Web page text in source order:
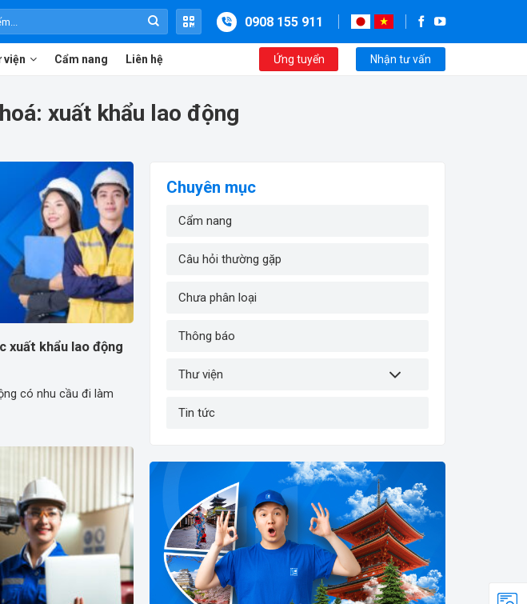
0908 155 911
viện Cẩm nang Liên hệ Ứng tuyển Nhận tư vấn
xuất khẩu lao động
xuất khẩu lao động
có nhu cầu đi làm
Chuyên mục
Cẩm nang
Câu hỏi thường gặp
Chưa phân loại
Thông báo
Thư viện
Tin tức